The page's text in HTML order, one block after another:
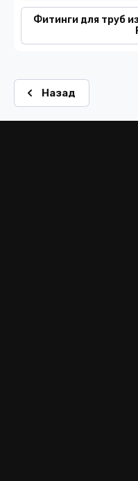
Фитинги для труб
Назад